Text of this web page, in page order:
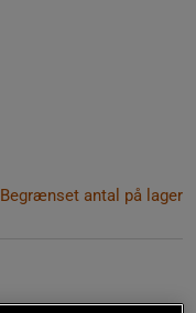
Begrænset antal på lager